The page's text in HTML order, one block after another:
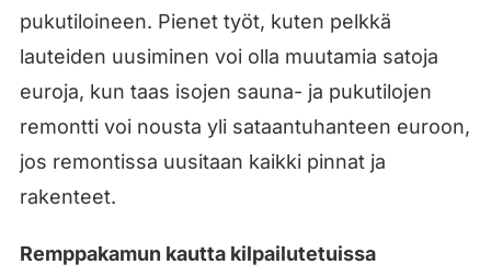
pukutiloineen. Pienet työt, kuten pelkkä
lauteiden uusiminen voi olla muutamia satoja
euroja, kun taas isojen sauna- ja pukutilojen
remontti voi nousta yli sataantuhanteen euroon,
jos remontissa uusitaan kaikki pinnat ja
rakenteet.
Remppakamun kautta kilpailutetuissa